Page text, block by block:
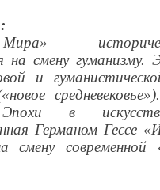
–
на смену гуманизму.
и
в
Германом Гессе
смену современной